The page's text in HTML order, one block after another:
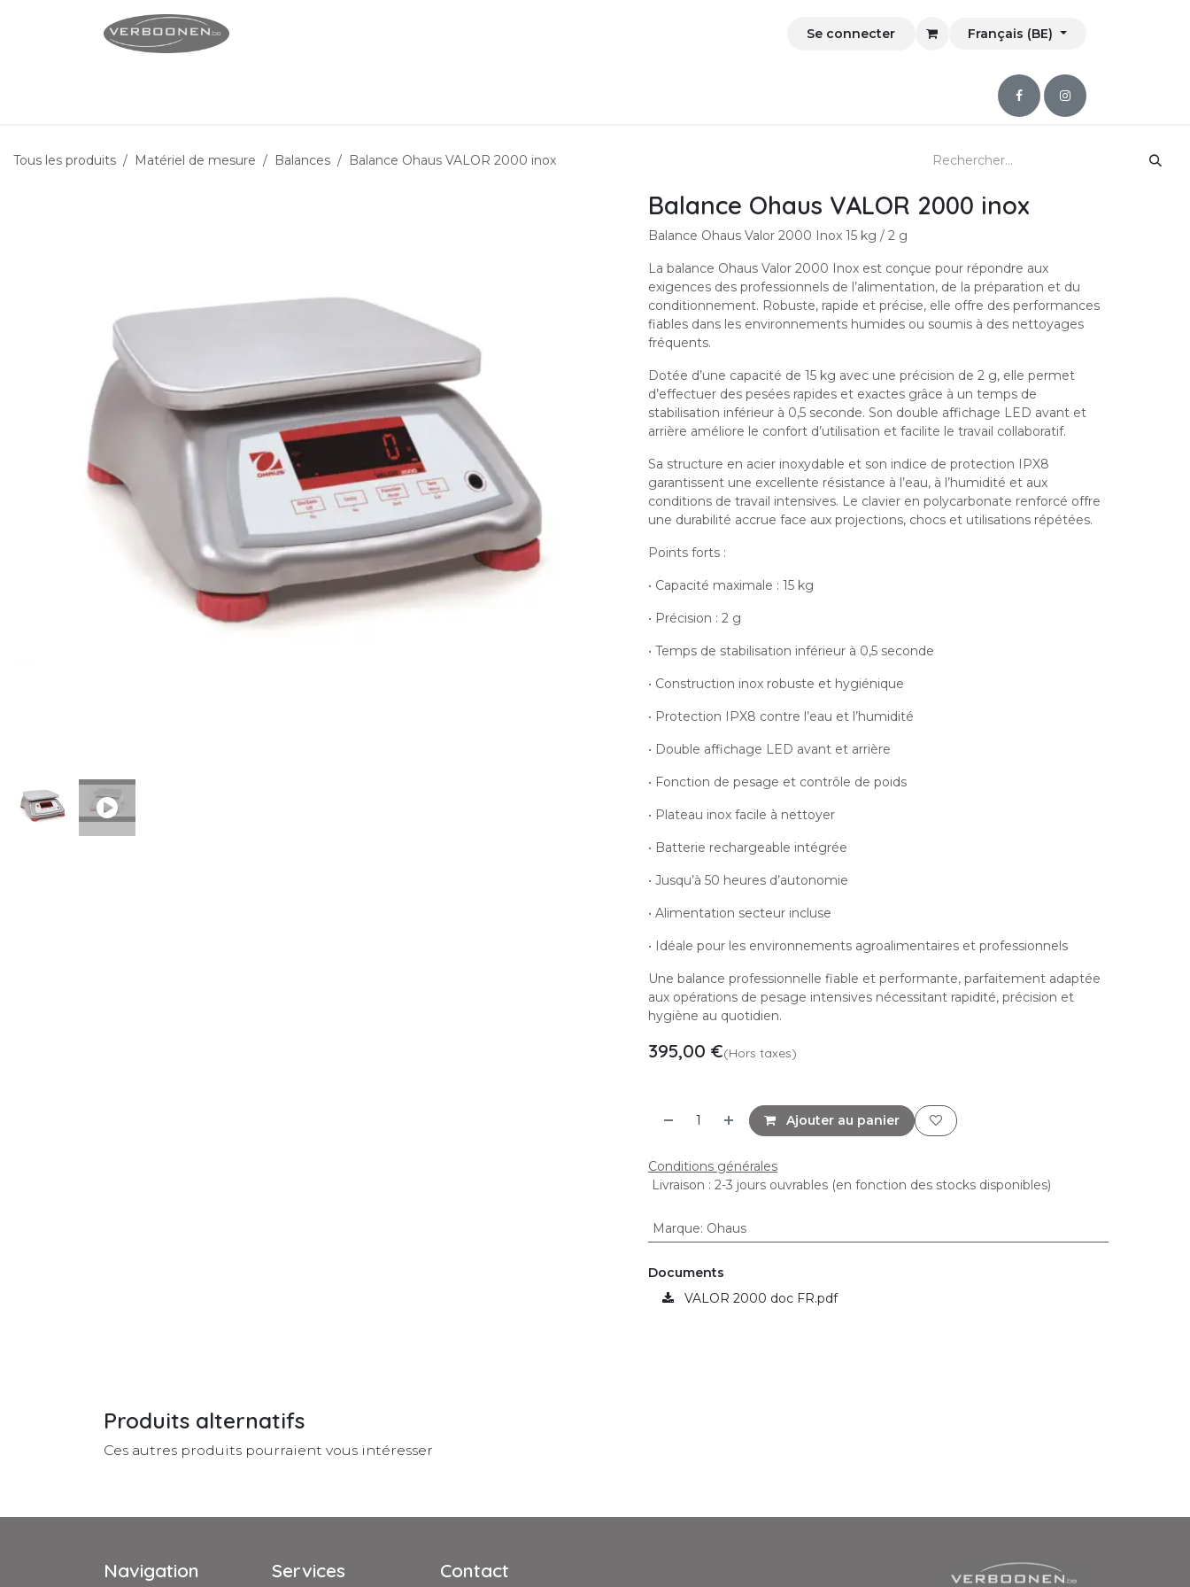
Se connecter Français (BE)
Tous les produits Matériel de mesure Balances Balance Ohaus VALOR 2000 inox
Balance Ohaus VALOR 2000 inox
Balance Ohaus Valor 2000 Inox 15 kg / 2 g
La balance Ohaus Valor 2000 Inox est conçue pour répondre aux
exigences des professionnels de l’alimentation, de la préparation et du
conditionnement. Robuste, rapide et précise, elle offre des performances
fiables dans les environnements humides ou soumis à des nettoyages
fréquents.
Dotée d’une capacité de 15 kg avec une précision de 2 g, elle permet
d’effectuer des pesées rapides et exactes grâce à un temps de
stabilisation inférieur à 0,5 seconde. Son double affichage LED avant et
arrière améliore le confort d’utilisation et facilite le travail collaboratif.
Sa structure en acier inoxydable et son indice de protection IPX8
garantissent une excellente résistance à l’eau, à l’humidité et aux
conditions de travail intensives. Le clavier en polycarbonate renforcé offre
une durabilité accrue face aux projections, chocs et utilisations répétées.
Points forts :
• Capacité maximale : 15 kg
• Précision : 2 g
• Temps de stabilisation inférieur à 0,5 seconde
• Construction inox robuste et hygiénique
• Protection IPX8 contre l’eau et l’humidité
• Double affichage LED avant et arrière
• Fonction de pesage et contrôle de poids
• Plateau inox facile à nettoyer
• Batterie rechargeable intégrée
• Jusqu’à 50 heures d’autonomie
• Alimentation secteur incluse
• Idéale pour les environnements agroalimentaires et professionnels
Une balance professionnelle fiable et performante, parfaitement adaptée
aux opérations de pesage intensives nécessitant rapidité, précision et
hygiène au quotidien.
395,00 €(Hors taxes)
Ajouter au panier
Conditions générales
Livraison : 2-3 jours ouvrables (en fonction des stocks disponibles)
Marque: Ohaus
Documents
VALOR 2000 doc FR.pdf
Produits alternatifs
Ces autres produits pourraient vous intéresser
Navigation Services Contact